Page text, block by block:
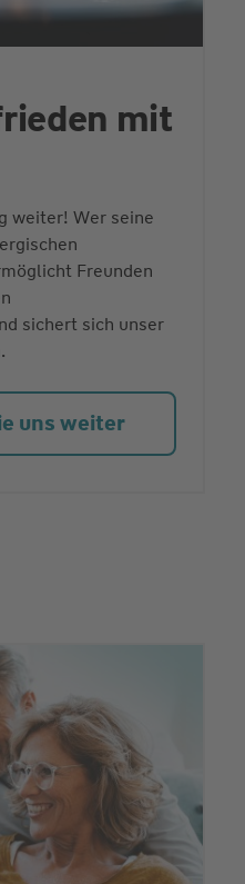
mit
weiter! Wer seine
Freunden
sichert sich unser
uns weiter